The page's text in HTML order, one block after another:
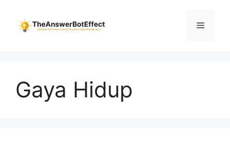
content
Menu
Gaya Hidup